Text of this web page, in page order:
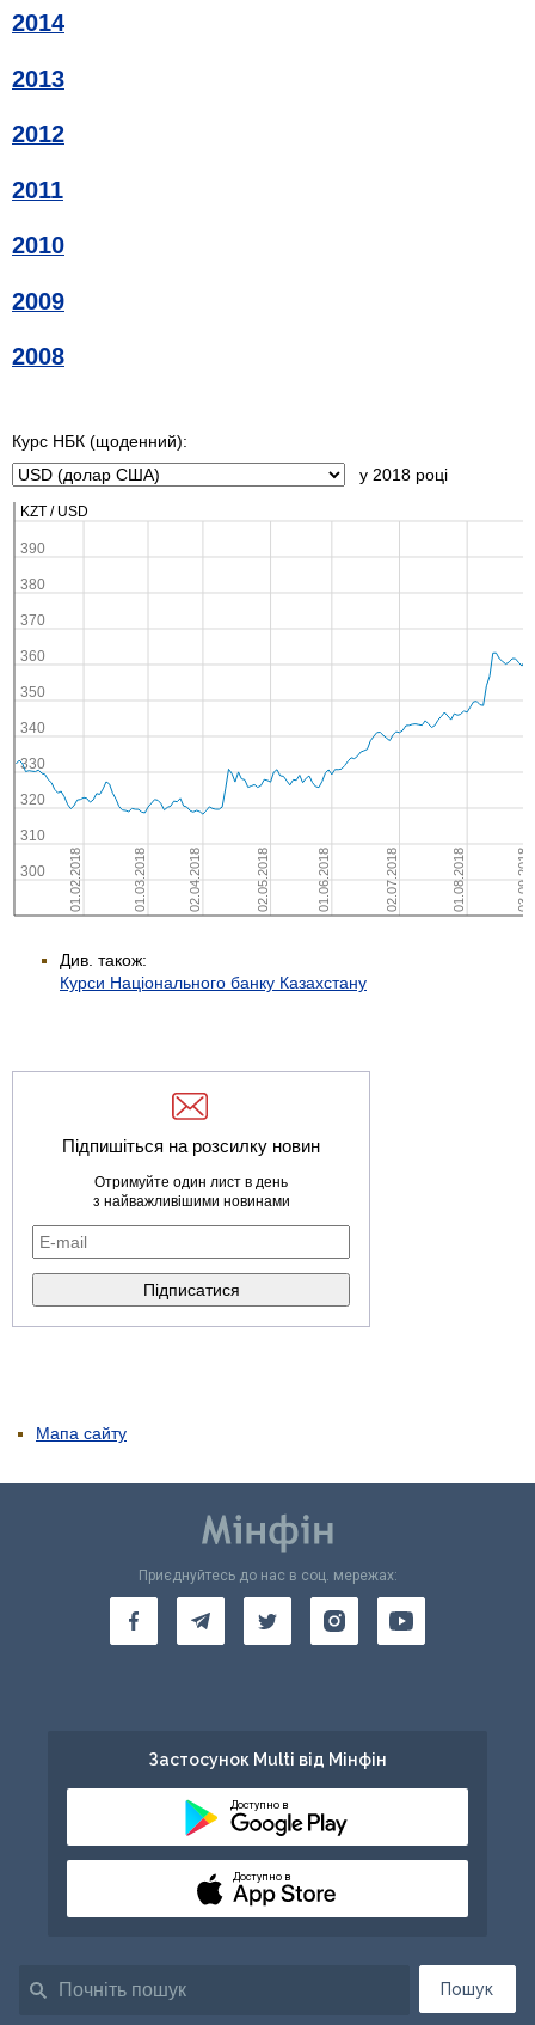
2014
2013
2012
2011
2010
2009
2008
Курс НБК (щоденний):
у 2018 році
Див. також:
Курси Національного банку Казахстану
Підпишіться на розсилку новин
Отримуйте один лист в день
з найважливішими новинами
Мапа сайту
Пошук
Приєднуйтесь до нас в соц. мережах:
Застосунок Multi від Мінфін
Доступно в
Доступно в